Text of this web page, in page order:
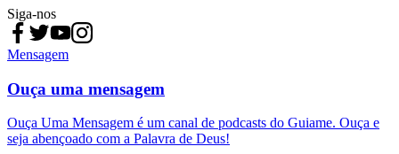
Siga-nos
Mensagem
Ouça uma mensagem
Ouça Uma Mensagem é um canal de podcasts do Guiame. Ouça e
seja abençoado com a Palavra de Deus!